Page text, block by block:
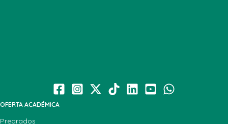
OFERTA ACADÉMICA
Pregrados